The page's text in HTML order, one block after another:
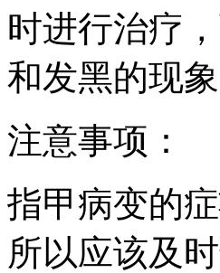
时进行治疗
和发黑的现
注意事项：
指甲病变的
所以应该及